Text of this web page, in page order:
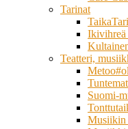
Tarinat
Ikivihreä
Teatteri,
Suomi-
Musiikin